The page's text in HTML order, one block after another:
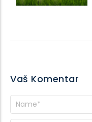
Vaš Komentar